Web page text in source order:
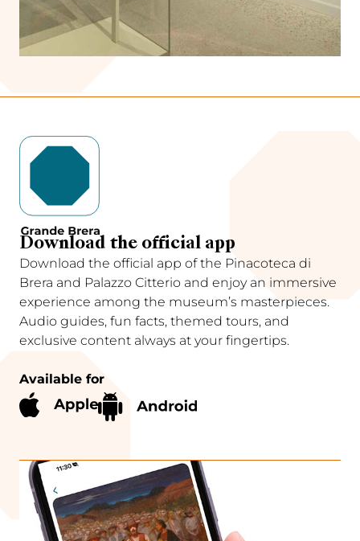
Download the official app
Download the official app of the Pinacoteca di
Brera and Palazzo Citterio and enjoy an immersive
experience among the museum’s masterpieces.
Audio guides, fun facts, themed tours, and
exclusive content always at your fingertips.
Available for